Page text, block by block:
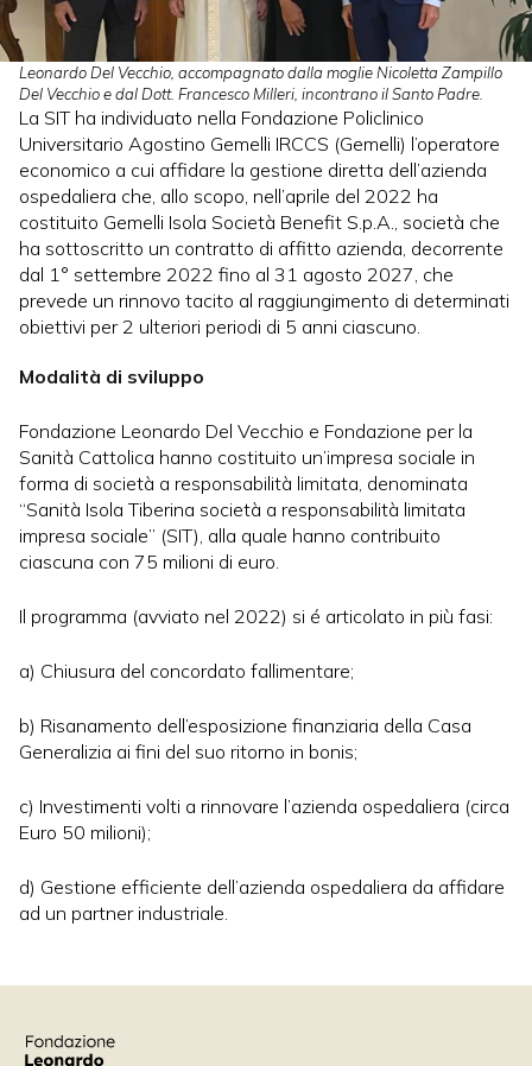
Leonardo Del Vecchio, accompagnato dalla moglie Nicoletta Zampillo
Del Vecchio e dal Dott. Francesco Milleri, incontrano il Santo Padre.
La SIT ha individuato nella Fondazione Policlinico
Universitario Agostino Gemelli IRCCS (Gemelli) l’operatore
economico a cui affidare la gestione diretta dell’azienda
ospedaliera che, allo scopo, nell’aprile del 2022 ha
costituito Gemelli Isola Società Benefit S.p.A., società che
ha sottoscritto un contratto di affitto azienda, decorrente
dal 1° settembre 2022 fino al 31 agosto 2027, che
prevede un rinnovo tacito al raggiungimento di determinati
obiettivi per 2 ulteriori periodi di 5 anni ciascuno.
Modalità di sviluppo
Fondazione Leonardo Del Vecchio e Fondazione per la
Sanità Cattolica hanno costituito un’impresa sociale in
forma di società a responsabilità limitata, denominata
“Sanità Isola Tiberina società a responsabilità limitata
impresa sociale” (SIT), alla quale hanno contribuito
ciascuna con 75 milioni di euro.
Il programma (avviato nel 2022) si é articolato in più fasi:
a) Chiusura del concordato fallimentare;
b) Risanamento dell’esposizione finanziaria della Casa
Generalizia ai fini del suo ritorno in bonis;
c) Investimenti volti a rinnovare l’azienda ospedaliera (circa
Euro 50 milioni);
d) Gestione efficiente dell’azienda ospedaliera da affidare
ad un partner industriale.